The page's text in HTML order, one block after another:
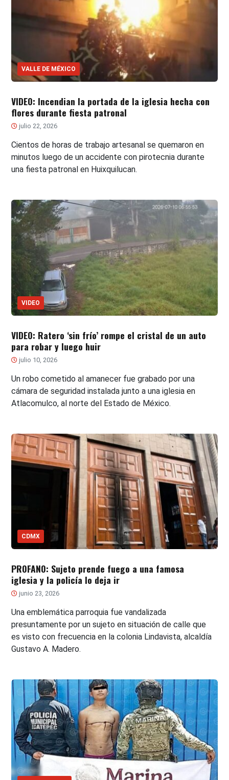
VALLE DE MÉXICO
VIDEO: Incendian la portada de la iglesia hecha con
flores durante fiesta patronal
julio 22, 2026
Cientos de horas de trabajo artesanal se quemaron en
minutos luego de un accidente con pirotecnia durante
una fiesta patronal en Huixquilucan.
VIDEO
VIDEO: Ratero ‘sin frío’ rompe el cristal de un auto
para robar y luego huir
julio 10, 2026
Un robo cometido al amanecer fue grabado por una
cámara de seguridad instalada junto a una iglesia en
Atlacomulco, al norte del Estado de México.
CDMX
PROFANO: Sujeto prende fuego a una famosa
iglesia y la policía lo deja ir
junio 23, 2026
Una emblemática parroquia fue vandalizada
presuntamente por un sujeto en situación de calle que
es visto con frecuencia en la colonia Lindavista, alcaldía
Gustavo A. Madero.